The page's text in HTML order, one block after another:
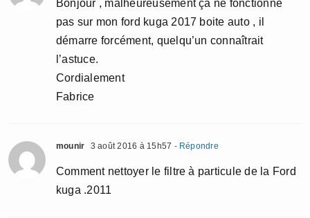
Bonjour , malheureusement ça ne fonctionne
pas sur mon ford kuga 2017 boite auto , il
démarre forcément, quelqu’un connaîtrait
l’astuce.
Cordialement
Fabrice
mounir 3 août 2016 à 15h57 - Répondre
Comment nettoyer le filtre à particule de la Ford
kuga .2011